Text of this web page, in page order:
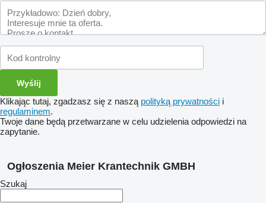
Klikając tutaj, zgadzasz się z naszą polityką prywatności i
regulaminem.
Twoje dane będą przetwarzane w celu udzielenia odpowiedzi na
zapytanie.
Ogłoszenia Meier Krantechnik GMBH
Szukaj